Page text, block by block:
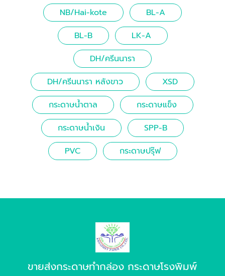
NB/Hai-kote
BL-A
BL-B
LK-A
DH/ครีนนารา
DH/ครีนนารา หลังขาว
XSD
กระดาษน้ำตาล
กระดาษแข็ง
กระดาษน้ำเงิน
SPP-B
PVC
กระดาษปรุ๊ฟ
ขายส่งกระดาษทำกล่อง กระดาษโรงพิมพ์